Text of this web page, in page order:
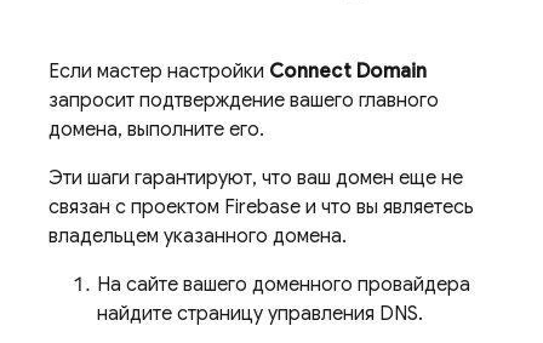
Если мастер настройки Connect Domain
запросит подтверждение вашего главного
домена, выполните его.
Эти шаги гарантируют, что ваш домен еще не
связан с проектом Firebase и что вы являетесь
владельцем указанного домена.
На сайте вашего доменного провайдера
найдите страницу управления DNS.